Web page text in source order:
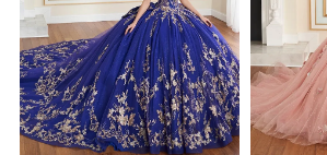
to
end
to
end